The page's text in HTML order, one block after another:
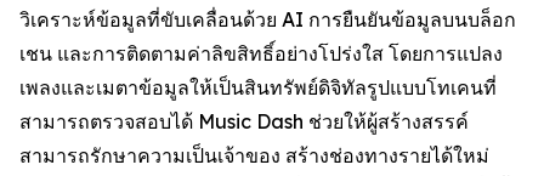
วิเคราะห์ข้อมูลที่ขับเคลื่อนด้วย AI การยืนยันข้อมูลบนบล็อก
เชน และการติดตามค่าลิขสิทธิ์อย่างโปร่งใส โดยการแปลง
เพลงและเมตาข้อมูลให้เป็นสินทรัพย์ดิจิทัลรูปแบบโทเคนที่
สามารถตรวจสอบได้ Music Dash ช่วยให้ผู้สร้างสรรค์
สามารถรักษาความเป็นเจ้าของ สร้างช่องทางรายได้ใหม่